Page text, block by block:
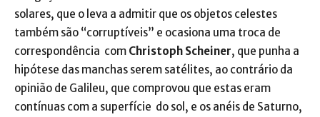
solares, que o leva a admitir que os objetos celestes
também são “corruptíveis” e ocasiona uma troca de
correspondência com Christoph Scheiner, que punha a
hipótese das manchas serem satélites, ao contrário da
opinião de Galileu, que comprovou que estas eram
contínuas com a superfície do sol, e os anéis de Saturno,